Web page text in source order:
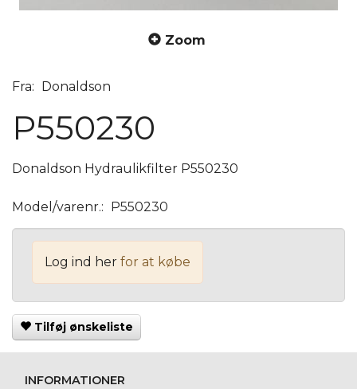
Zoom
Fra: Donaldson
P550230
Donaldson Hydraulikfilter P550230
Model/varenr.: P550230
Log ind her for at købe
Tilføj ønskeliste
INFORMATIONER